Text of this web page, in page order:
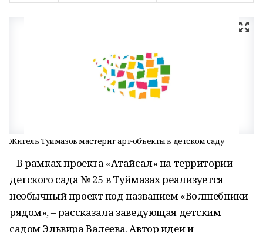
Житель Туймазов мастерит арт-объекты в детском саду
– В рамках проекта «Атайсал» на территории
детского сада № 25 в Туймазах реализуется
необычный проект под названием «Волшебники
рядом», – рассказала заведующая детским
садом Эльвира Валеева. Автор идеи и